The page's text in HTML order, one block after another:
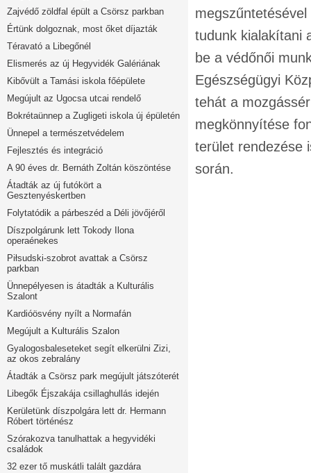
Zajvédő zöldfal épült a Csörsz parkban
Értünk dolgoznak, most őket díjazták
Téravató a Libegőnél
Elismerés az új Hegyvidék Galériának
Kibővült a Tamási iskola főépülete
Megújult az Ugocsa utcai rendelő
Bokrétaünnep a Zugligeti iskola új épületén
Ünnepel a természetvédelem
Fejlesztés és integráció
A 90 éves dr. Bernáth Zoltán köszöntése
Átadták az új futókört a
Gesztenyéskertben
Folytatódik a párbeszéd a Déli jövőjéről
Díszpolgárunk lett Tokody Ilona
operaénekes
Piłsudski-szobrot avattak a Csörsz
parkban
Ünnepélyesen is átadták a Kulturális
Szalont
Kardióösvény nyílt a Normafán
Megújult a Kulturális Szalon
Gyalogosbaleseteket segít elkerülni Zizi,
az okos zebralány
Átadták a Csörsz park megújult játszóterét
Libegők Éjszakája csillaghullás idején
Kerületünk díszpolgára lett dr. Hermann
Róbert történész
Szórakozva tanulhattak a hegyvidéki
családok
32 ezer tő muskátli talált gazdára
tudunk kialakítani
be a védőnői
Egészségügyi
tehát a
megkönnyítése
terület rendezése
során.